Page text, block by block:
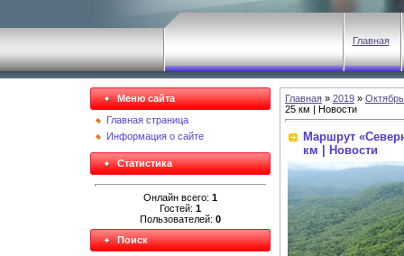
Главная
Меню сайта
Главная страница
Информация о сайте
Статистика
Онлайн всего: 1
Гостей: 1
Пользователей: 0
Поиск
Главная » 2019 » Октябрь
25 км | Новости
Маршрут
км | Новости